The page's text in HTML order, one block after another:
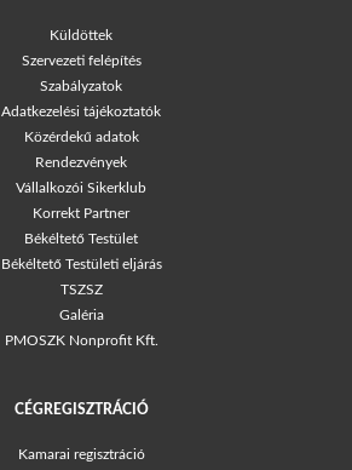
Küldöttek
Szervezeti felépítés
Szabályzatok
Adatkezelési tájékoztatók
Közérdekű adatok
Rendezvények
Vállalkozói Sikerklub
Korrekt Partner
Békéltető Testület
Békéltető Testületi eljárás
TSZSZ
Galéria
PMOSZK Nonprofit Kft.
CÉGREGISZTRÁCIÓ
Kamarai regisztráció